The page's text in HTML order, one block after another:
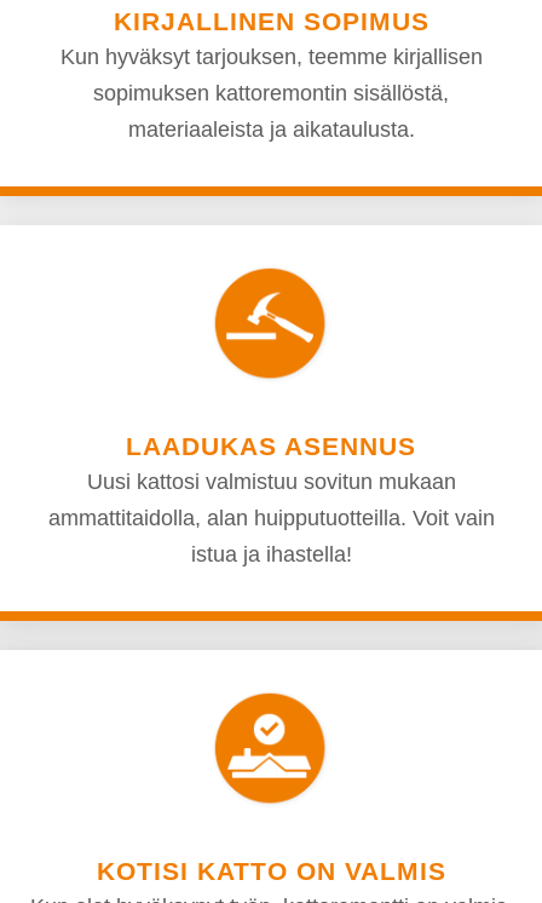
KIRJALLINEN SOPIMUS
Kun hyväksyt tarjouksen, teemme kirjallisen
sopimuksen kattoremontin sisällöstä,
materiaaleista ja aikataulusta.
LAADUKAS ASENNUS
Uusi kattosi valmistuu sovitun mukaan
ammattitaidolla, alan huipputuotteilla. Voit vain
istua ja ihastella!
KOTISI KATTO ON VALMIS